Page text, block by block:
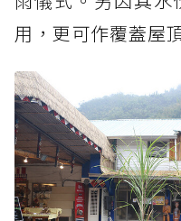
用，更可作覆蓋屋